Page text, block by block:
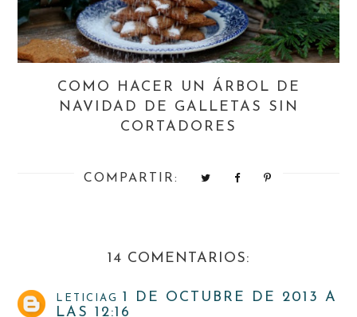
COMO HACER UN ÁRBOL DE
NAVIDAD DE GALLETAS SIN
CORTADORES
COMPARTIR:
14 COMENTARIOS:
LETICIAG
1 DE OCTUBRE DE 2013 A
LAS 12:16